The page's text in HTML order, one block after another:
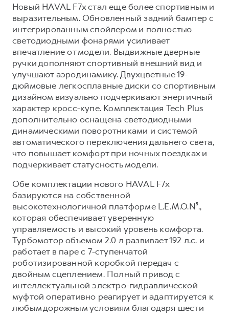
Сервис для корпоративных клиентов
HAVAL Лизинг
АКСЕССУАРЫ HAVAL
Автомобильные аксессуары
Коллекция CITY
Коллекция Базовая
Коллекция Детская
АКСЕССУАРЫ HAVAL
Автомобильные аксессуары
Коллекция CITY
Коллекция Базовая
Коллекция Детская
Новый HAVAL F7x стал еще более спортивным и
выразительным. Обновленный задний бампер с
интегрированным спойлером и полностью
светодиодными фонарями усиливает
впечатление от модели. Выдвижные дверные
ручки дополняют спортивный внешний вид и
улучшают аэродинамику. Двухцветные 19-
дюймовые легкосплавные диски со спортивным
дизайном визуально подчеркивают энергичный
характер кросс-купе. Комплектация Tech Plus
дополнительно оснащена светодиодными
динамическими поворотниками и системой
автоматического переключения дальнего света,
что повышает комфорт при ночных поездках и
подчеркивает статусность модели.
Обе комплектации нового HAVAL F7x
базируются на собственной
высокотехнологичной платформе L.E.M.O.N⁵.,
которая обеспечивает уверенную
управляемость и высокий уровень комфорта.
Турбомотор объемом 2.0 л развивает 192 л.с. и
работает в паре с 7-ступенчатой
роботизированной коробкой передач с
двойным сцеплением. Полный привод с
интеллектуальной электро-гидравлической
муфтой оперативно реагирует и адаптируется к
любым дорожным условиям благодаря шести